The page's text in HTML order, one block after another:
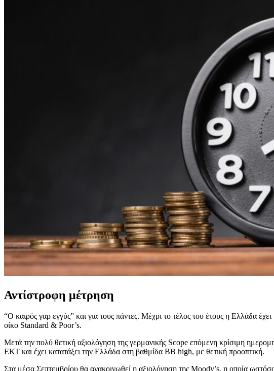
Αντίστροφη μέτρηση
“Ο καιρός γαρ εγγύς” και για τους πάντες. Μέχρι το τέλος του έτους η Ελλάδα
οίκο Standard & Poor’s.
Μετά την πολύ θετική αξιολόγηση της γερμανικής Scope επόμενη κρίσιμη
ΕΚΤ και έχει κατατάξει την Ελλάδα στη βαθμίδα ΒΒ high, με θετική προοπτική.
Στα μέσα Σεπτεμβρίου θα ανακοινωθεί η αξιολόγηση της Moody’s, η οποία